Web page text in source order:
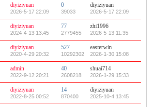
diyiziyuan
2026-5-17 22:09
0
39033
diyiziyuan
2026-5-17 22:09
diyiziyuan
2024-4-13 13:45
77
2779455
zhi1996
2026-5-13 11:35
diyiziyuan
2020-4-29 20:32
527
10292302
easterwin
2026-1-30 15:08
admin
2022-9-12 20:21
40
2608218
shuai714
2026-1-29 15:33
diyiziyuan
2022-8-25 00:52
14
870400
diyiziyuan
2025-10-4 13:45